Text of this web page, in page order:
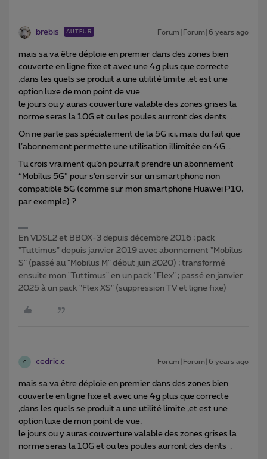
brebis AUTEUR Forum|Forum|6 years ago
mais sa va être déploie en premier dans des zones bien
couverte en ligne fixe et avec une 4g plus que correcte
,dans les quels se produit a une utilité limite ,et est une
option luxe de mon point de vue.
le jours ou y auras couverture valable des zones grises la
norme seras la 10G et ou les poules aurront des dents .
On ne parle pas spécialement de la 5G ici, mais du fait que
l’abonnement permette une utilisation illimitée en 4G...
Tu crois vraiment qu’on pourrait prendre un abonnement
“Mobilus 5G” pour s’en servir sur un smartphone non
compatible 5G (comme sur mon smartphone Huawei P10,
par exemple) ?
En VDSL2 et BBOX-3 depuis décembre 2016 ; pack
"Tuttimus" depuis janvier 2019 avec abonnement "Mobilus
S" (passé au "Mobilus M" début juin 2020) ; transformé
ensuite mon "Tuttimus" en un pack "Flex" ; passé en janvier
2025 à un pack "Flex XS" (suppression TV et ligne fixe)
C cedric.c Forum|Forum|6 years ago
mais sa va être déploie en premier dans des zones bien
couverte en ligne fixe et avec une 4g plus que correcte
,dans les quels se produit a une utilité limite ,et est une
option luxe de mon point de vue.
le jours ou y auras couverture valable des zones grises la
norme seras la 10G et ou les poules aurront des dents .